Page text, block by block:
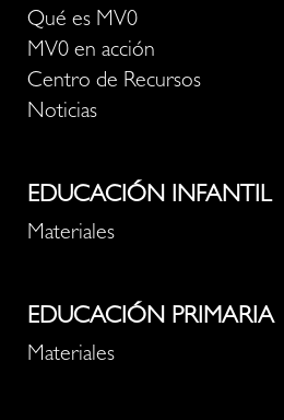
Qué es MV0
MV0 en acción
Centro de Recursos
Noticias
EDUCACIÓN INFANTIL
Materiales
EDUCACIÓN PRIMARIA
Materiales